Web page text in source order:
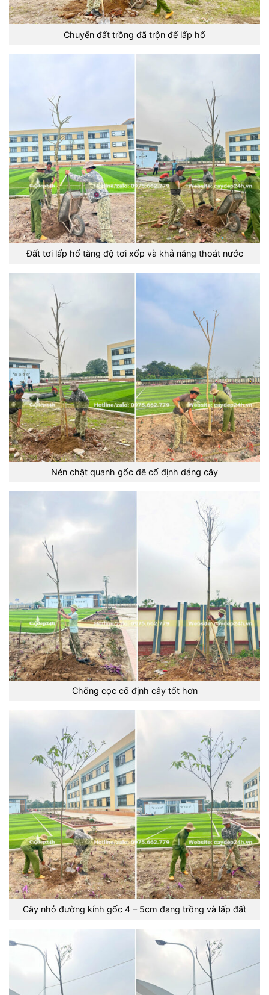
Chuyển đất trồng đã trộn để lấp hố
Đất tơi lấp hố tăng độ tơi xốp và khả năng thoát nước
Nén chặt quanh gốc đê cố định dáng cây
Chống cọc cố định cây tốt hơn
Cây nhỏ đường kính gốc 4 – 5cm đang trồng và lấp đất